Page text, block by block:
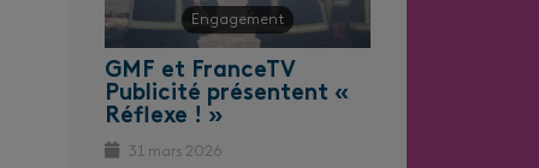
Engagement
GMF et FranceTV
Publicité présentent «
Réflexe ! »
31 mars 2026